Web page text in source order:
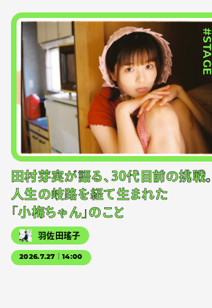
#STAGE
田村芽実が語る、30代目前の挑戦。
人生の岐路を経て生まれた
「小梅ちゃん」のこと
羽佐田瑤子
2026.7.27｜14:00